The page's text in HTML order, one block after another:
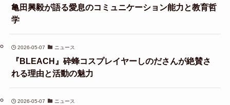
亀田興毅が語る愛息のコミュニケーション能力と教育哲
学
2026-05-07 ニュース
『BLEACH』砕蜂コスプレイヤーしのださんが絶賛さ
れる理由と活動の魅力
2026-05-07 ニュース